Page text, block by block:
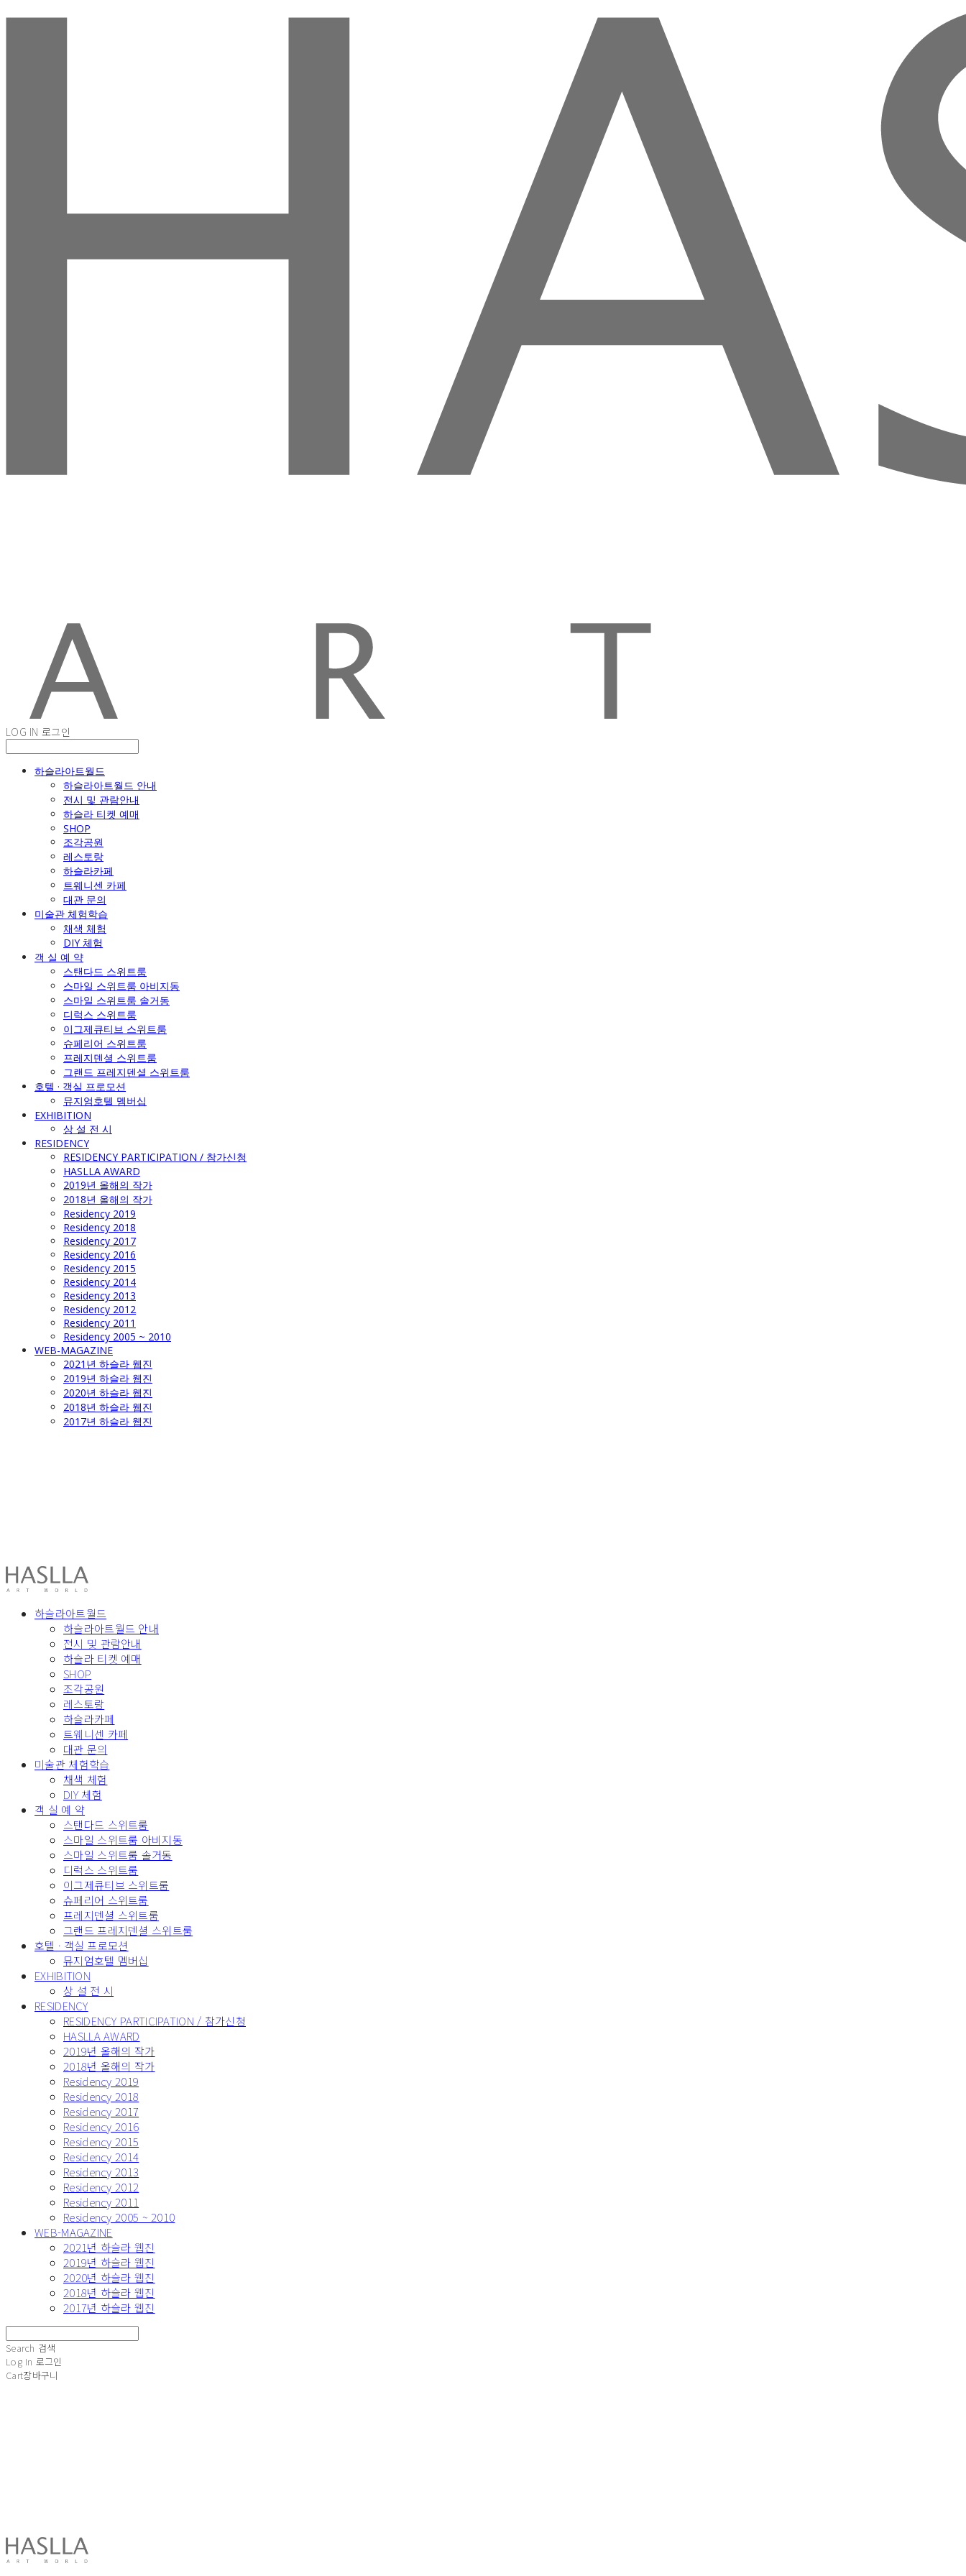
LOG IN 로그인
하슬라아트월드
하슬라아트월드 안내
전시 및 관람안내
하슬라 티켓 예매
SHOP
조각공원
레스토랑
하슬라카페
트웨니센 카페
대관 문의
미술관 체험학습
채색 체험
DIY 체험
객 실 예 약
스탠다드 스위트룸
스마일 스위트룸 아비지동
스마일 스위트룸 솔거동
디럭스 스위트룸
이그제큐티브 스위트룸
슈페리어 스위트룸
프레지덴셜 스위트룸
그랜드 프레지덴셜 스위트룸
호텔 · 객실 프로모션
뮤지엄호텔 멤버십
EXHIBITION
상 설 전 시
RESIDENCY
RESIDENCY PARTICIPATION / 참가신청
HASLLA AWARD
2019년 올해의 작가
2018년 올해의 작가
Residency 2019
Residency 2018
Residency 2017
Residency 2016
Residency 2015
Residency 2014
Residency 2013
Residency 2012
Residency 2011
Residency 2005 ~ 2010
WEB-MAGAZINE
2021년 하슬라 웹진
2019년 하슬라 웹진
2020년 하슬라 웹진
2018년 하슬라 웹진
2017년 하슬라 웹진
하슬라아트월드
하슬라아트월드 안내
전시 및 관람안내
하슬라 티켓 예매
SHOP
조각공원
레스토랑
하슬라카페
트웨니센 카페
대관 문의
미술관 체험학습
채색 체험
DIY 체험
객 실 예 약
스탠다드 스위트룸
스마일 스위트룸 아비지동
스마일 스위트룸 솔거동
디럭스 스위트룸
이그제큐티브 스위트룸
슈페리어 스위트룸
프레지덴셜 스위트룸
그랜드 프레지덴셜 스위트룸
호텔 · 객실 프로모션
뮤지엄호텔 멤버십
EXHIBITION
상 설 전 시
RESIDENCY
RESIDENCY PARTICIPATION / 참가신청
HASLLA AWARD
2019년 올해의 작가
2018년 올해의 작가
Residency 2019
Residency 2018
Residency 2017
Residency 2016
Residency 2015
Residency 2014
Residency 2013
Residency 2012
Residency 2011
Residency 2005 ~ 2010
WEB-MAGAZINE
2021년 하슬라 웹진
2019년 하슬라 웹진
2020년 하슬라 웹진
2018년 하슬라 웹진
2017년 하슬라 웹진
Search 검색
Log In 로그인
Cart장바구니